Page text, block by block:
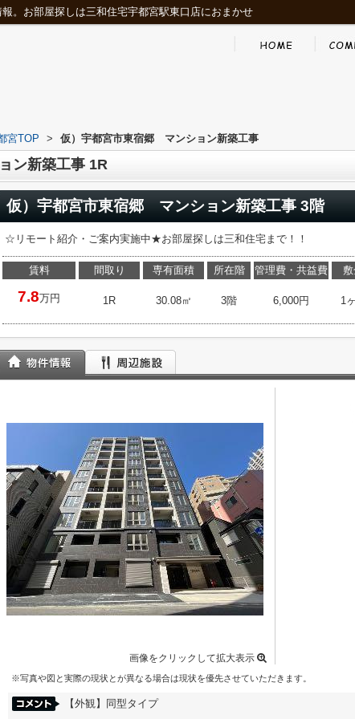
。お部屋探しは三和住宅宇都宮駅東口店におまかせ
宮TOP > 仮）宇都宮市東宿郷 マンション新築工事
ン新築工事 1R
仮）宇都宮市東宿郷 マンション新築工事 3階
☆リモート紹介・ご案内実施中★お部屋探しは三和住宅まで！！
賃料
7.8万円
間取り
1R
専有面積
30.08㎡
所在階
3階
管理費・共益費
6,000円 1
画像をクリックして拡大表示
※写真や図と実際の現状とが異なる場合は現状を優先させていただきます。
【外観】同型タイプ